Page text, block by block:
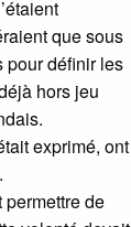
que sous
pour définir les
hors jeu
exprimé, ont
de